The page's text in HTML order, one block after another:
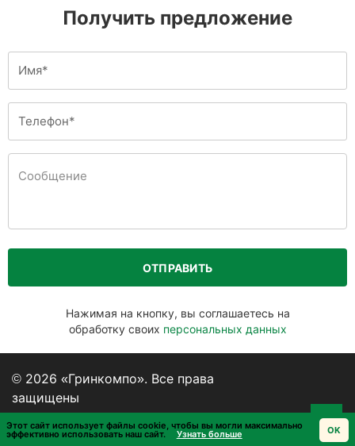
Получить предложение
ОТПРАВИТЬ
Нажимая на кнопку, вы соглашаетесь на
обработку своих персональных данных
© 2026 «Гринкомпо». Все права
защищены
Пользовательское соглашение
Этот сайт использует файлы cookie, чтобы вы могли максимально
эффективно использовать наш сайт. Узнать больше OK